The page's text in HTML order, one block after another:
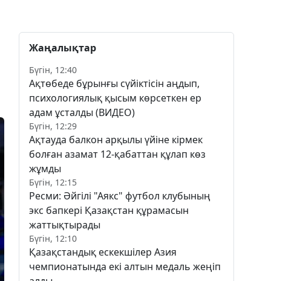
Жаңалықтар
Бүгін, 12:40
Ақтөбеде бұрынғы сүйіктісін аңдып,
психологиялық қысым көрсеткен ер
адам ұсталды (ВИДЕО)
Бүгін, 12:29
Ақтауда балкон арқылы үйіне кірмек
болған азамат 12-қабаттан құлап көз
жұмды
Бүгін, 12:15
Ресми: Әйгілі "Аякс" футбол клубының
экс бапкері Қазақстан құрамасын
жаттықтырады
Бүгін, 12:10
Қазақстандық ескекшілер Азия
чемпионатында екі алтын медаль жеңіп